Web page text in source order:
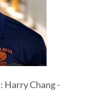
Harry Chang -